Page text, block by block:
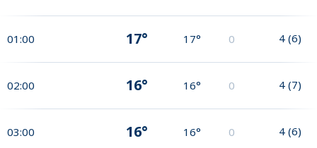
01:00 17° 17° 0 4 (6)
02:00 16° 16° 0 4 (7)
03:00 16° 16° 0 4 (6)